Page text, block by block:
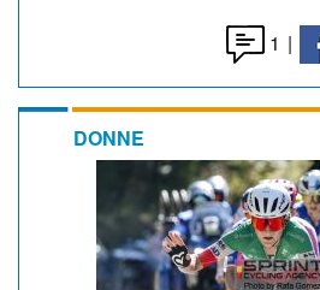
1 |
DONNE